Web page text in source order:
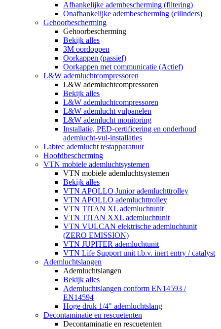
Afhankelijke adembescherming (filtering)
Onafhankelijke adembescherming (cilinders)
Gehoorbescherming
Gehoorbescherming
Bekijk alles
3M oordoppen
Oorkappen (passief)
Oorkappen met communicatie (Actief)
L&W ademluchtcompressoren
L&W ademluchtcompressoren
Bekijk alles
L&W ademluchtcompressoren
L&W ademlucht vulpanelen
L&W ademlucht monitoring
Installatie, PED-certificering en onderhoud
ademlucht-vul-installaties
Labtec ademlucht testapparatuur
Hoofdbescherming
VTN mobiele ademluchtsystemen
VTN mobiele ademluchtsystemen
Bekijk alles
VTN APOLLO Junior ademluchttrolley
VTN APOLLO ademluchttrolley
VTN TITAN XL ademluchtunit
VTN TITAN XXL ademluchtunit
VTN VULCAN elektrische ademluchtunit
(ZERO EMISSION)
VTN JUPITER ademluchtunit
VTN Life Support unit t.b.v. inert entry / catalyst
Ademluchtslangen
Ademluchtslangen
Bekijk alles
Ademluchtslangen conform EN14593 /
EN14594
Hoge druk 1/4" ademluchtslang
Decontaminatie en rescuetenten
Decontaminatie en rescuetenten